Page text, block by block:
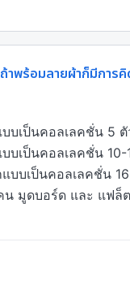
พร้อมลายผ้าก็มีการคิ
เป็นคอลเลคชั่น 5 ตั
เป็นคอลเลคชั่น 10-
มูดบอร์ด และ แฟล็